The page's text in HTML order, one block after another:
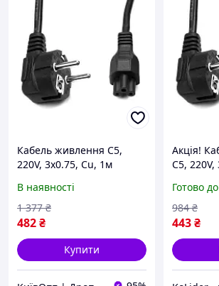
Кабель живлення C5,
220V, 3x0.75, Cu, 1м
Мрія )
В наявності
482₴
1 377 ₴
Купити
Акція!
C5,
кращою
Готово
443₴
984 ₴